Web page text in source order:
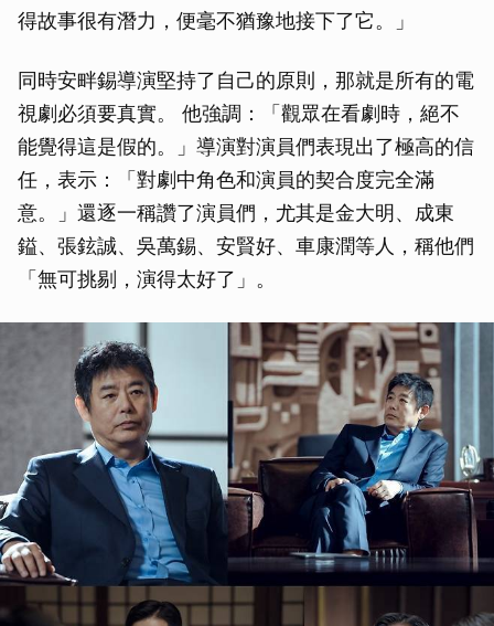
得故事很有潛力，便毫不猶豫地接下了它。」
同時安畔錫導演堅持了自己的原則，那就是所有的電
視劇必須要真實。 他強調：「觀眾在看劇時，絕不
能覺得這是假的。」導演對演員們表現出了極高的信
任，表示：「對劇中角色和演員的契合度完全滿
意。」還逐一稱讚了演員們，尤其是金大明、成東
鎰、張鉉誠、吳萬錫、安賢好、車康潤等人，稱他們
「無可挑剔，演得太好了」。